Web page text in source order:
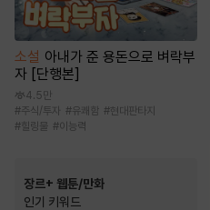
소설 아내가 준 용돈으로 벼락부
자 [단행본]
4.5만
#주식/투자 #유쾌함 #현대판타지
# 힐링물 #이능력
장르+ 웹툰/만화
인기 키워드